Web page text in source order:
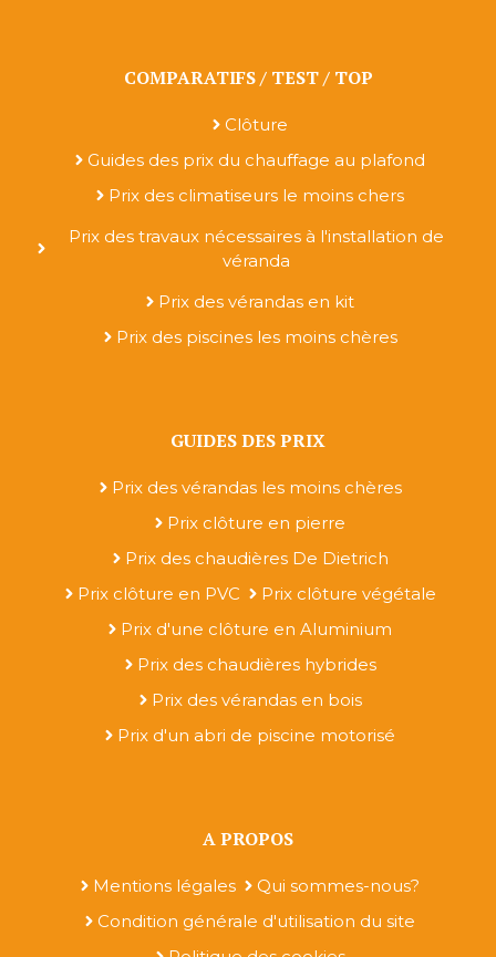
COMPARATIFS / TEST / TOP
Clôture
Guides des prix du chauffage au plafond
Prix des climatiseurs le moins chers
Prix des travaux nécessaires à l'installation de
véranda
Prix des vérandas en kit
Prix des piscines les moins chères
GUIDES DES PRIX
Prix des vérandas les moins chères
Prix clôture en pierre
Prix des chaudières De Dietrich
Prix clôture en PVC
Prix clôture végétale
Prix d'une clôture en Aluminium
Prix des chaudières hybrides
Prix des vérandas en bois
Prix d'un abri de piscine motorisé
A PROPOS
Mentions légales
Qui sommes-nous?
Condition générale d'utilisation du site